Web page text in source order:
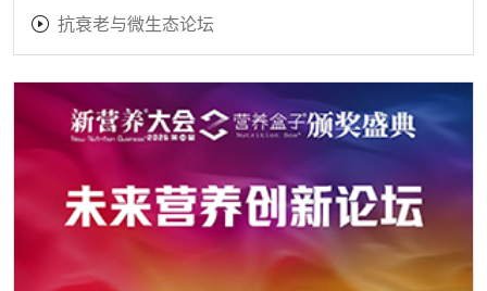
抗衰老与微生态论坛